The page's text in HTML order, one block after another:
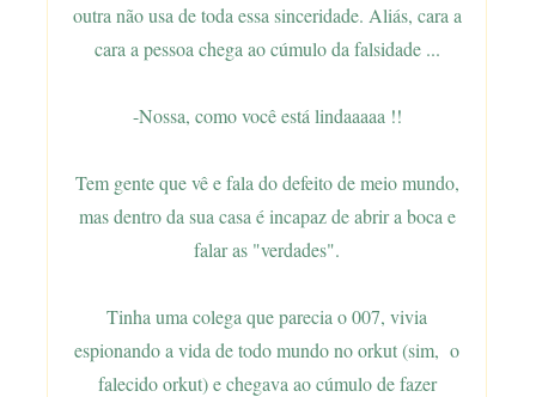
outra não usa de toda essa sinceridade. Aliás, cara a
cara a pessoa chega ao cúmulo da falsidade ...
-Nossa, como você está lindaaaaa !!
Tem gente que vê e fala do defeito de meio mundo,
mas dentro da sua casa é incapaz de abrir a boca e
falar as "verdades".
Tinha uma colega que parecia o 007, vivia
espionando a vida de todo mundo no orkut (sim, o
falecido orkut) e chegava ao cúmulo de fazer